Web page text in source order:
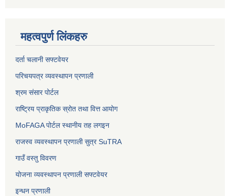
महत्वपुर्ण लिंकहरु
दर्ता चलानी सफ्टवेयर
परिचयपत्र व्यवस्थापन प्रणाली
श्रम संसार पोर्टल
राष्ट्रिय प्राकृतिक स्रोत तथा वित्त आयोग
MoFAGA पोर्टल स्थानीय तह लगइन
राजस्व व्यवस्थापन प्रणाली सुत्र SuTRA
गाउँ वस्तु विवरण
योजना व्यवस्थापन प्रणाली सफ्टवेयर
इन्धन प्रणाली